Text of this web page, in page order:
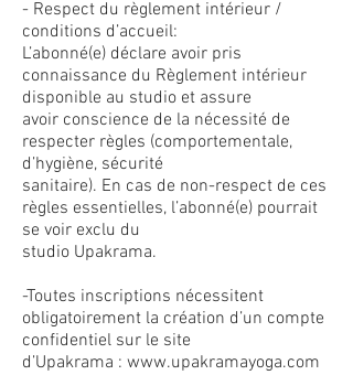
- Respect du règlement intérieur /
conditions d’accueil:
L’abonné(e) déclare avoir pris
connaissance du Règlement intérieur
disponible au studio et assure
avoir conscience de la nécessité de
respecter règles (comportementale,
d’hygiène, sécurité
sanitaire). En cas de non-respect de ces
règles essentielles, l’abonné(e) pourrait
se voir exclu du
studio Upakrama.
-Toutes inscriptions nécessitent
obligatoirement la création d’un compte
confidentiel sur le site
d’Upakrama : www.upakramayoga.com